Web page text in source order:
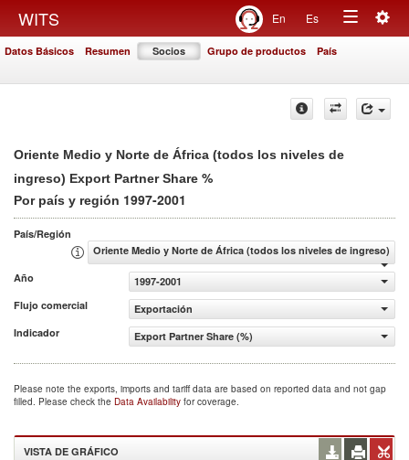
WITS En Es
Toggle
Datos Básicos Resumen Socios Grupo de productos País
Oriente Medio y Norte de África (todos los niveles de
ingreso) Export Partner Share %
Por país y región 1997-2001
País/Región
Oriente Medio y Norte de África (todos los niveles de ingreso)
Año
1997-2001
Flujo comercial
Exportación
Indicador
Export Partner Share (%)
Please note the exports, imports and tariff data are based on reported data and not gap
filled. Please check the Data Availability for coverage.
VISTA DE GRÁFICO